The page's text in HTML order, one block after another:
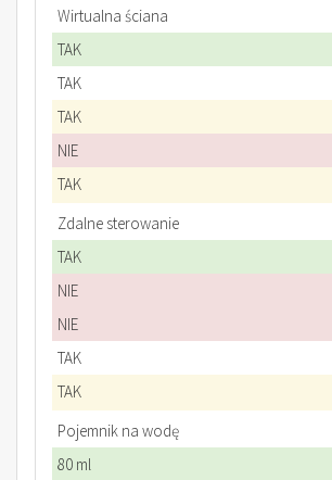
Wirtualna ściana
TAK
TAK
TAK
NIE
TAK
Zdalne sterowanie
TAK
NIE
NIE
TAK
TAK
Pojemnik na wodę
80 ml